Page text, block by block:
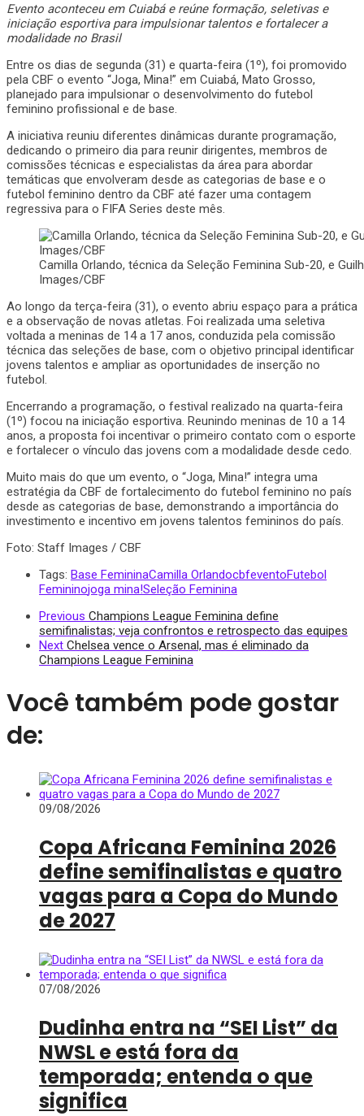
Evento aconteceu em Cuiabá e reúne formação, seletivas e
iniciação esportiva para impulsionar talentos e fortalecer a
modalidade no Brasil
Entre os dias de segunda (31) e quarta-feira (1º), foi promovido
pela CBF o evento “Joga, Mina!” em Cuiabá, Mato Grosso,
planejado para impulsionar o desenvolvimento do futebol
feminino profissional e de base.
A iniciativa reuniu diferentes dinâmicas durante programação,
dedicando o primeiro dia para reunir dirigentes, membros de
comissões técnicas e especialistas da área para abordar
temáticas que envolveram desde as categorias de base e o
futebol feminino dentro da CBF até fazer uma contagem
regressiva para o FIFA Series deste mês.
Camilla Orlando, técnica da Seleção Feminina Sub-20, e
Images/CBF
Ao longo da terça-feira (31), o evento abriu espaço para a prática
e a observação de novas atletas. Foi realizada uma seletiva
voltada a meninas de 14 a 17 anos, conduzida pela comissão
técnica das seleções de base, com o objetivo principal identificar
jovens talentos e ampliar as oportunidades de inserção no
futebol.
Encerrando a programação, o festival realizado na quarta-feira
(1º) focou na iniciação esportiva. Reunindo meninas de 10 a 14
anos, a proposta foi incentivar o primeiro contato com o esporte
e fortalecer o vínculo das jovens com a modalidade desde cedo.
Muito mais do que um evento, o “Joga, Mina!” integra uma
estratégia da CBF de fortalecimento do futebol feminino no país
desde as categorias de base, demonstrando a importância do
investimento e incentivo em jovens talentos femininos do país.
Foto: Staff Images / CBF
Tags: Base FemininaCamilla OrlandocbfeventoFutebol
Femininojoga mina!Seleção Feminina
Previous Champions League Feminina define
semifinalistas; veja confrontos e retrospecto das equipes
Next Chelsea vence o Arsenal, mas é eliminado da
Champions League Feminina
Você também pode gostar
de:
09/08/2026
Copa Africana Feminina 2026
define semifinalistas e quatro
vagas para a Copa do Mundo
de 2027
07/08/2026
Dudinha entra na “SEI List” da
NWSL e está fora da
temporada; entenda o que
significa